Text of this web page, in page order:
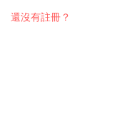
還沒有註冊？